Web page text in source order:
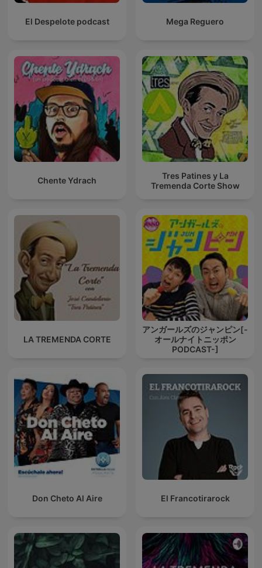
El Despelote podcast Mega Reguero
Chente Ydrach
Tres Patines y La
Tremenda Corte Show
LA TREMENDA CORTE
アンガールズのジャンピン[-
オールナイトニッポン
PODCAST-]
Don Cheto Al Aire El Francotirarock